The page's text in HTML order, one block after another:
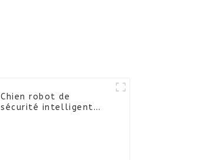
Chien robot de
sécurité intelligent